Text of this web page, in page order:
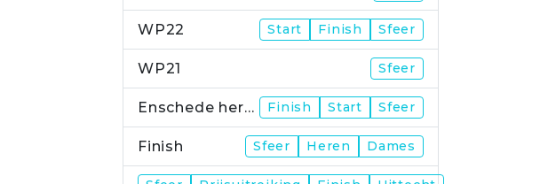
WP22 Start Finish Sfeer
WP21 Sfeer
Enschede herstart Finish Start Sfeer
Finish Sfeer Heren Dames